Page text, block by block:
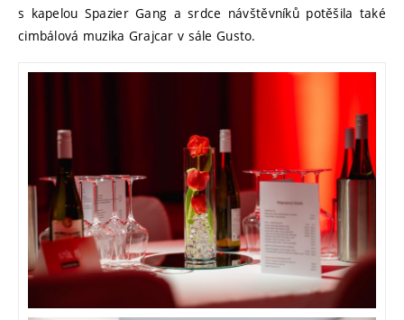
s kapelou Spazier Gang a srdce návštěvníků potěšila také
cimbálová muzika Grajcar v sále Gusto.